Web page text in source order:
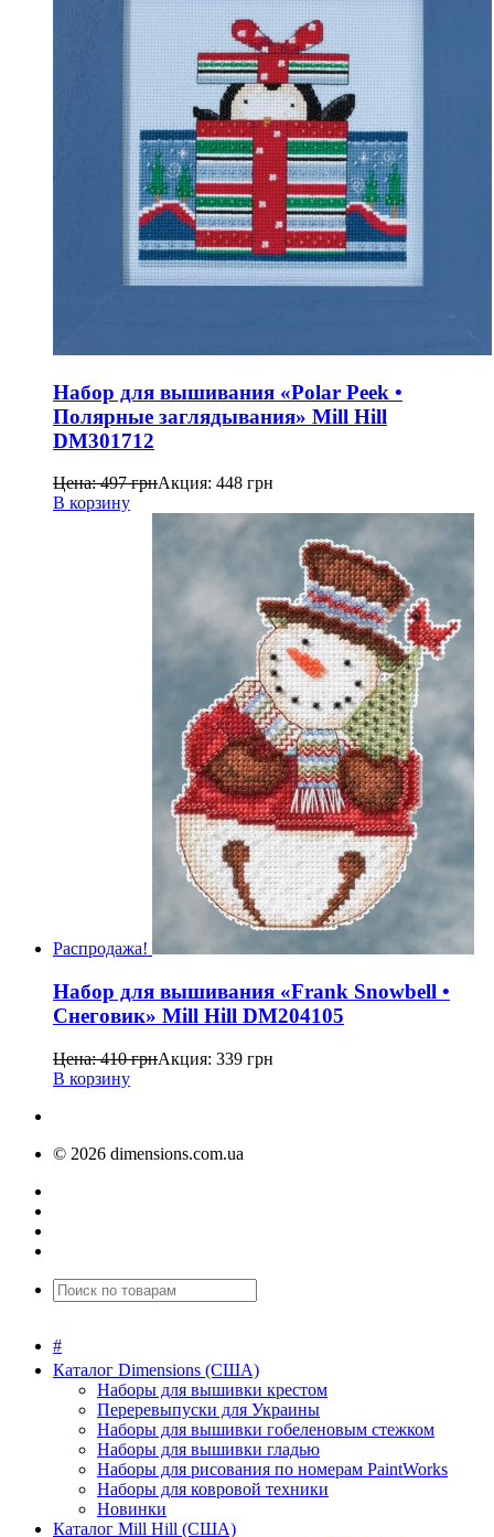
Набор для вышивания «Polar Peek •
Полярные заглядывания» Mill Hill
DM301712
Цена:497грнАкция: 448 грн
В корзину
Распродажа!
Набор для вышивания «Frank Snowbell •
Снеговик» Mill Hill DM204105
Цена:410грнАкция: 339 грн
В корзину
© 2026 dimensions.com.ua
#
Каталог Dimensions (США)
Наборы для вышивки крестом
Переревыпуски для Украины
Наборы для вышивки гобеленовым стежком
Наборы для вышивки гладью
Наборы для рисования по номерам PaintWorks
Наборы для ковровой техники
Новинки
Каталог Mill Hill (США)